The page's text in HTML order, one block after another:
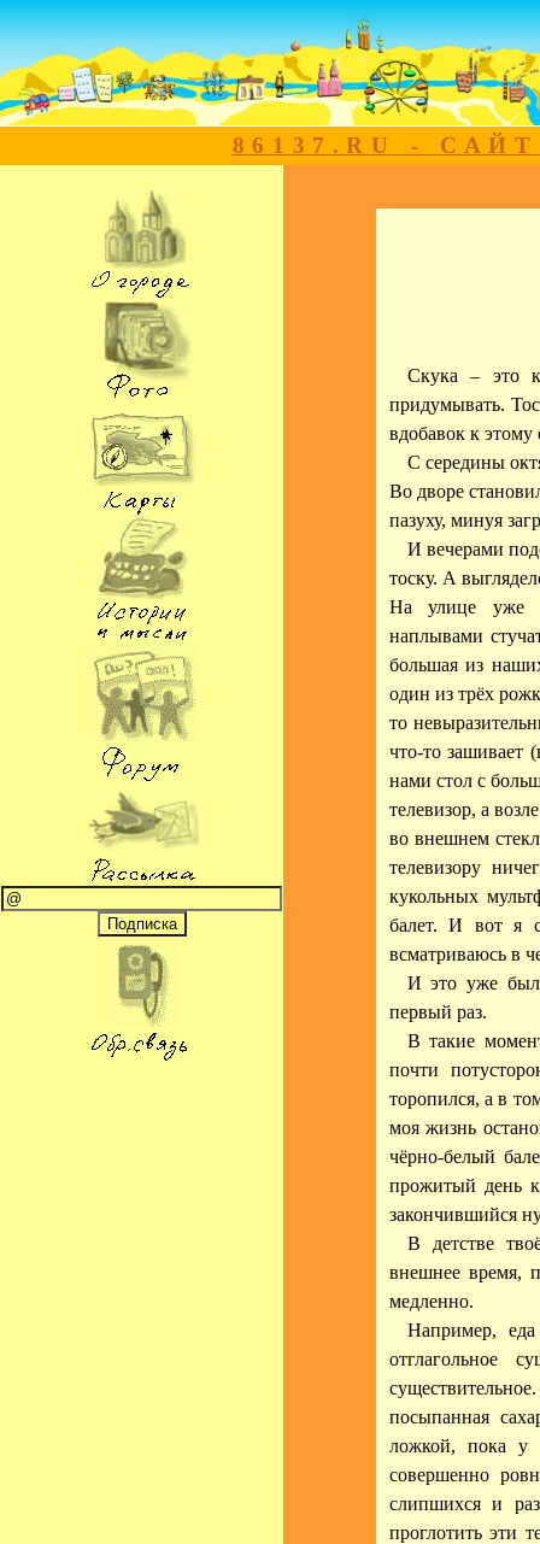
86137.RU -
Скука – это
придумывать.
вдобавок к этому
С середины
Во дворе
пазуху, минуя
И вечерами
тоску. А
На улице уже
наплывами
большая из
один из трёх
то
что-то зашивает
нами стол с
телевизор, а
во внешнем
телевизору
кукольных
балет. И вот я
всматриваюсь в
И это уже
первый раз.
В такие
почти
торопился, а в
моя жизнь
чёрно-белый
прожитый день
закончившийся
В детстве
внешнее время,
медленно.
Например,
отглагольное
посыпанная
ложкой, пока у
совершенно
слипшихся и
проглотить эти